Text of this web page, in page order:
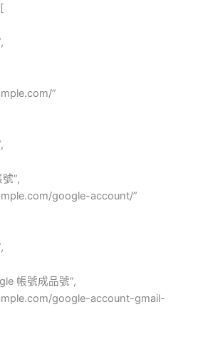
”
”,
google-account/”
帳號成品號”,
google-account-gmail-